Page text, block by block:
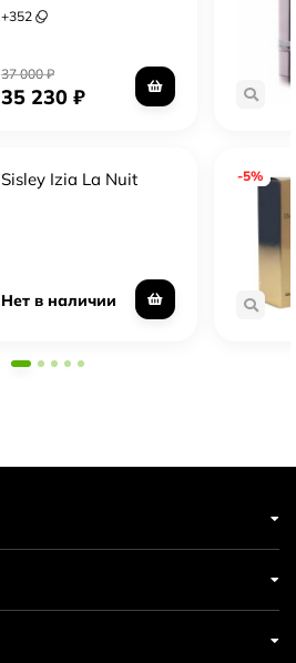
+352
37 000₽
35 230₽
Sisley Izia La Nuit
Нет в наличии
-5%